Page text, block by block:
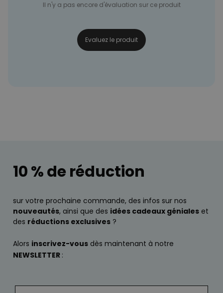
Il n'y a pas encore d'évaluation sur ce produit
Evaluez le produit
10 % de réduction
sur votre prochaine commande, des infos sur nos
nouveautés, ainsi que des idées cadeaux géniales et
des réductions exclusives ?
Alors inscrivez-vous dès maintenant à notre
NEWSLETTER :